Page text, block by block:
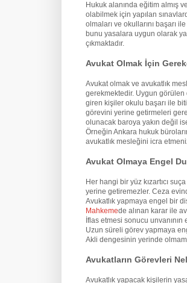
Hukuk alanında eğitim almış
olabilmek için yapılan
olmaları ve okullarını başarı
bunu yasalara uygun olarak
çıkmaktadır.
Avukat Olmak İçin
Avukat olmak ve avukatlık
gerekmektedir. Uygun görülen
giren kişiler okulu başarı ile
görevini yerine getirmeleri
olunacak baroya yakın değil
Örneğin Ankara hukuk
avukatlık mesleğini icra
Avukat Olmaya Engel
Her hangi bir yüz kızartıcı
yerine getiremezler. Ceza
Avukatlık yapmaya engel bir
Mahkemede alınan karar ile
İflas etmesi sonucu
Uzun süreli görev yapmaya
Akli dengesinin yerinde
Avukatların Görevleri
Avukatlık yapacak kişilerin